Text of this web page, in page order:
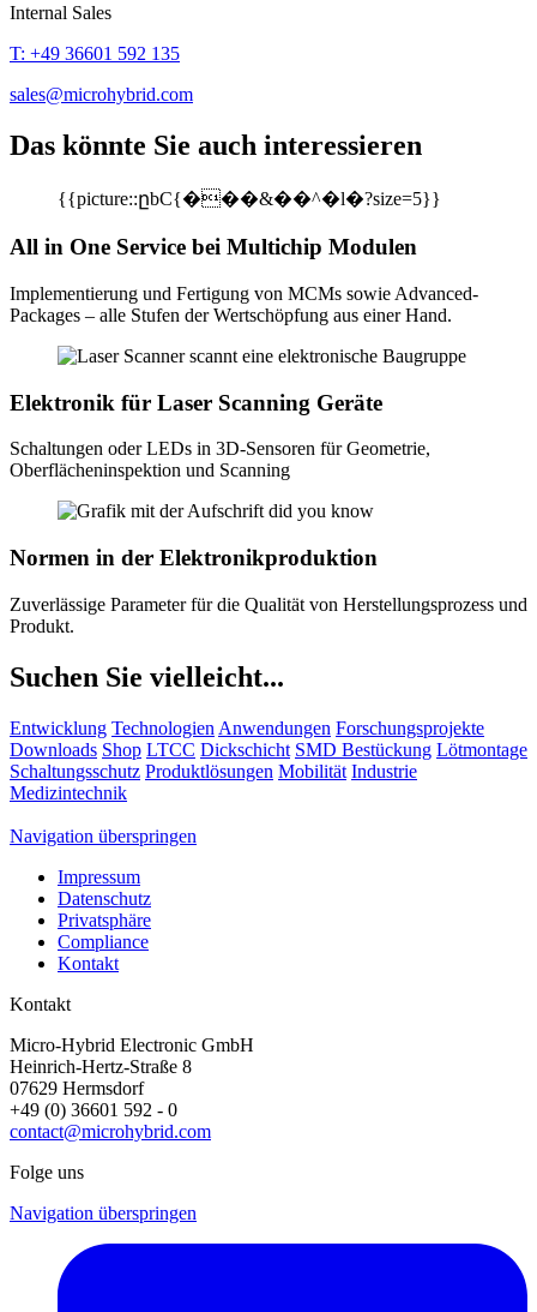
Internal Sales
T: +49 36601 592 135
sales@microhybrid.com
Das könnte Sie auch interessieren
{{picture::ըbC{���&��^�l�?size=5}}
All in One Service bei Multichip Modulen
Implementierung und Fertigung von MCMs sowie Advanced-
Packages – alle Stufen der Wertschöpfung aus einer Hand.
Elektronik für Laser Scanning Geräte
Schaltungen oder LEDs in 3D-Sensoren für Geometrie,
Oberflächeninspektion und Scanning
Normen in der Elektronikproduktion
Zuverlässige Parameter für die Qualität von Herstellungsprozess und
Produkt.
Suchen Sie vielleicht...
Entwicklung Technologien Anwendungen Forschungsprojekte
Downloads Shop LTCC Dickschicht SMD Bestückung Lötmontage
Schaltungsschutz Produktlösungen Mobilität Industrie
Medizintechnik
Navigation überspringen
Impressum
Datenschutz
Privatsphäre
Compliance
Kontakt
Kontakt
Micro-Hybrid Electronic GmbH
Heinrich-Hertz-Straße 8
07629 Hermsdorf
+49 (0) 36601 592 - 0
contact@microhybrid.com
Folge uns
Navigation überspringen